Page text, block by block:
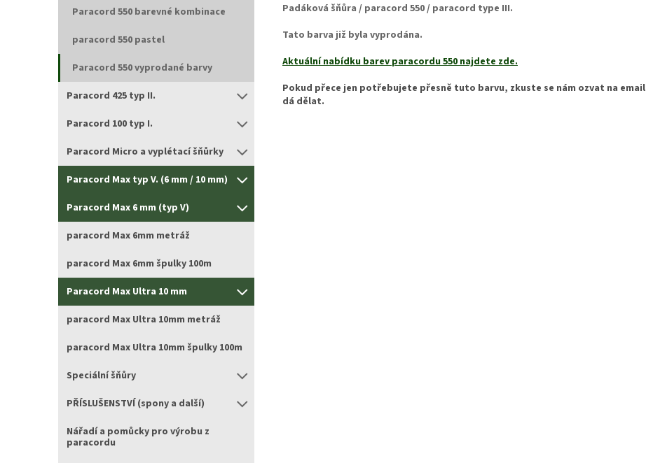
Paracord 550 barevné kombinace
paracord 550 pastel
Paracord 550 vyprodané barvy
Paracord 425 typ II.
Paracord 100 typ I.
Paracord Micro a vyplétací šňůrky
Paracord Max typ V. (6 mm / 10 mm)
Paracord Max 6 mm (typ V)
paracord Max 6mm metráž
paracord Max 6mm špulky 100m
Paracord Max Ultra 10 mm
paracord Max Ultra 10mm metráž
paracord Max Ultra 10mm špulky 100m
Speciální šňůry
PŘÍSLUŠENSTVÍ (spony a další)
Nářadí a pomůcky pro výrobu z
paracordu
Padáková šňůra / paracord 550 / paracord type III.
Tato barva již byla vyprodána.
Aktuální nabídku barev paracordu 550 najdete zde.
Pokud přece jen potřebujete přesně tuto barvu, zkuste se nám ozvat na email
dá dělat.